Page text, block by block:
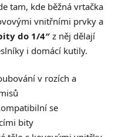
tam, kde běžná vrtačka
vnitřními prvky a
do 1/4″ z něj dělají
i domácí kutily.
v rozích a
se
bity